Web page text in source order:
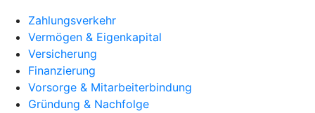
Zahlungsverkehr
Vermögen & Eigenkapital
Versicherung
Finanzierung
Vorsorge & Mitarbeiterbindung
Gründung & Nachfolge